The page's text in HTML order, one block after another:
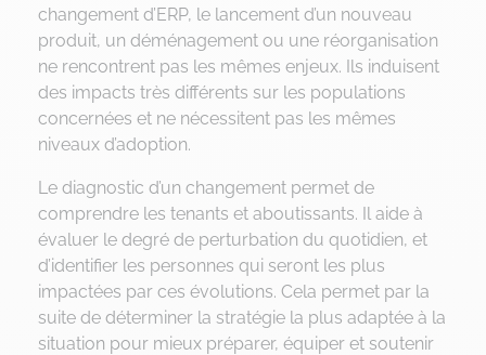
changement d’ERP, le lancement d’un nouveau
produit, un déménagement ou une réorganisation
ne rencontrent pas les mêmes enjeux. Ils induisent
des impacts très différents sur les populations
concernées et ne nécessitent pas les mêmes
niveaux d’adoption.
Le diagnostic d’un changement permet de
comprendre les tenants et aboutissants. Il aide à
évaluer le degré de perturbation du quotidien, et
d’identifier les personnes qui seront les plus
impactées par ces évolutions. Cela permet par la
suite de déterminer la stratégie la plus adaptée à la
situation pour mieux préparer, équiper et soutenir